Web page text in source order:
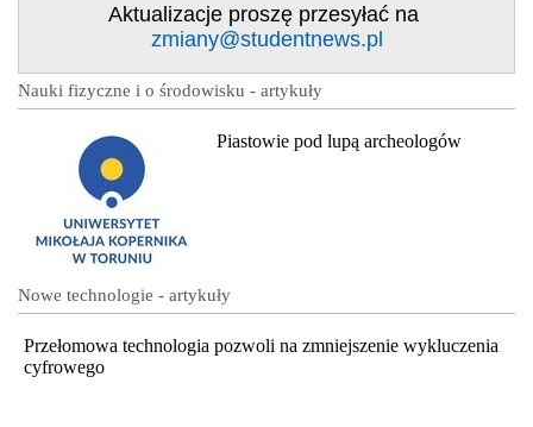
Aktualizacje proszę przesyłać na
zmiany@studentnews.pl
Nauki fizyczne i o środowisku - artykuły
Piastowie pod lupą archeologów
Nowe technologie - artykuły
Przełomowa technologia pozwoli na zmniejszenie wykluczenia
cyfrowego